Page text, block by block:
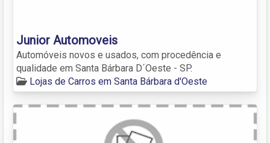
Junior Automoveis
Automóveis novos e usados, com procedência e
qualidade em Santa Bárbara D´Oeste - SP.
Lojas de Carros em Santa Bárbara d'Oeste